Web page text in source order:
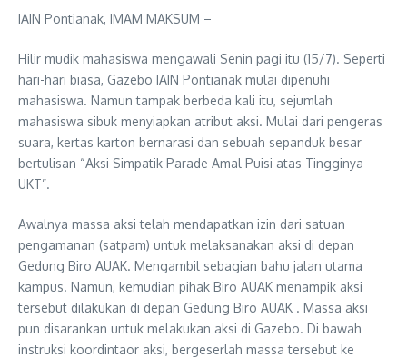
IAIN Pontianak, IMAM MAKSUM –
Hilir mudik mahasiswa mengawali Senin pagi itu (15/7). Seperti
hari-hari biasa, Gazebo IAIN Pontianak mulai dipenuhi
mahasiswa. Namun tampak berbeda kali itu, sejumlah
mahasiswa sibuk menyiapkan atribut aksi. Mulai dari pengeras
suara, kertas karton bernarasi dan sebuah sepanduk besar
bertulisan “Aksi Simpatik Parade Amal Puisi atas Tingginya
UKT”.
Awalnya massa aksi telah mendapatkan izin dari satuan
pengamanan (satpam) untuk melaksanakan aksi di depan
Gedung Biro AUAK. Mengambil sebagian bahu jalan utama
kampus. Namun, kemudian pihak Biro AUAK menampik aksi
tersebut dilakukan di depan Gedung Biro AUAK . Massa aksi
pun disarankan untuk melakukan aksi di Gazebo. Di bawah
instruksi koordintaor aksi, bergeserlah massa tersebut ke